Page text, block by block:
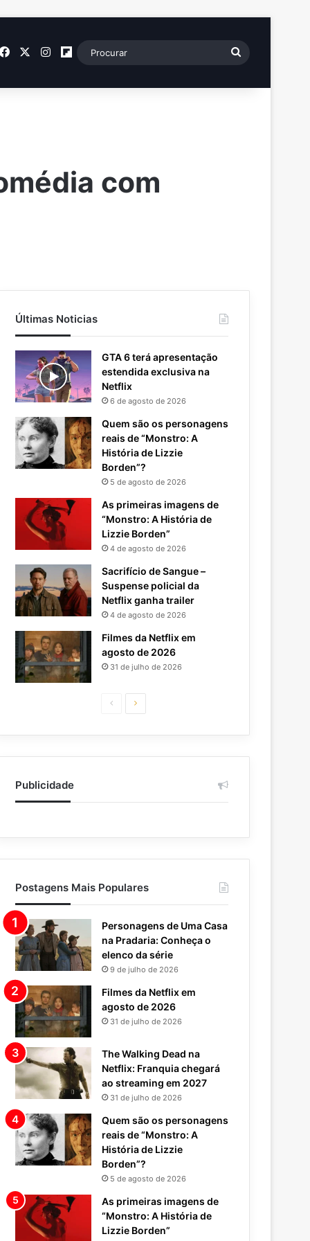
FacebookInstagram
Flipboard Procurar
com
Últimas Noticias
GTA 6 terá apresentação
estendida exclusiva na
Netflix
6 de agosto de 2026
Quem são os personagens
reais de “Monstro: A
História de Lizzie
Borden”?
5 de agosto de 2026
As primeiras imagens de
“Monstro: A História de
Lizzie Borden”
4 de agosto de 2026
Sacrifício de Sangue –
Suspense policial da
Netflix ganha trailer
4 de agosto de 2026
Filmes da Netflix em
agosto de 2026
31 de julho de 2026
PáginaPróxima
Publicidade
Postagens Mais Populares
Personagens de Uma Casa
na Pradaria: Conheça o
elenco da série
9 de julho de 2026
Filmes da Netflix em
agosto de 2026
31 de julho de 2026
The Walking Dead na
Netflix: Franquia chegará
ao streaming em 2027
31 de julho de 2026
Quem são os personagens
reais de “Monstro: A
História de Lizzie
Borden”?
5 de agosto de 2026
As primeiras imagens de
“Monstro: A História de
Lizzie Borden”